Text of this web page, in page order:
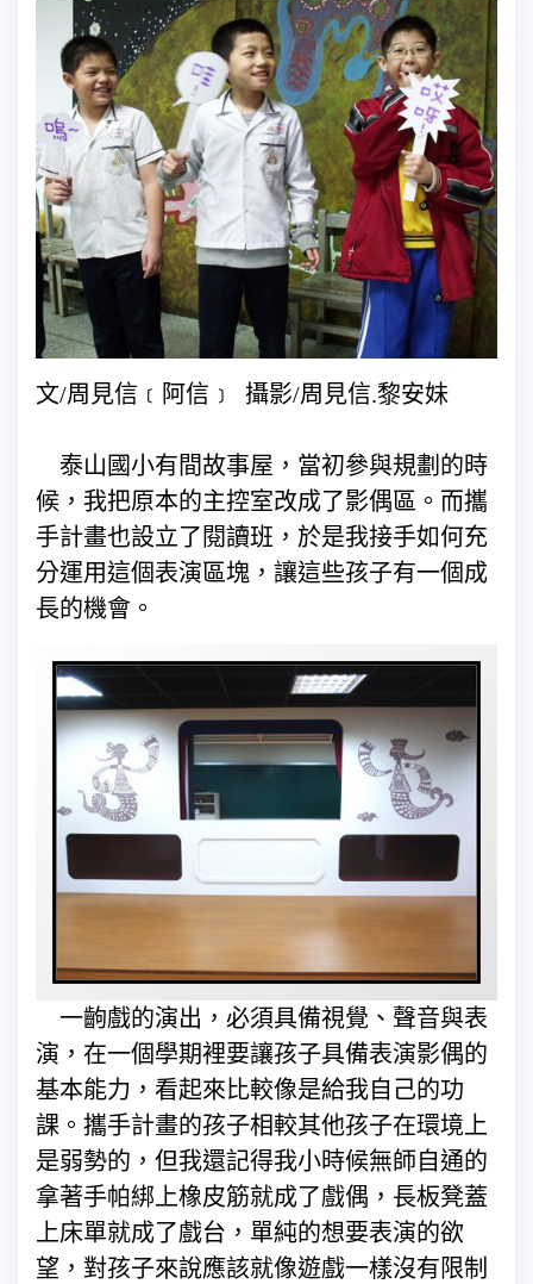
文/周見信﹝阿信﹞ 攝影/周見信.黎安妹
泰山國小有間故事屋，當初參與規劃的時
候，我把原本的主控室改成了影偶區。而攜
手計畫也設立了閱讀班，於是我接手如何充
分運用這個表演區塊，讓這些孩子有一個成
長的機會。
一齣戲的演出，必須具備視覺、聲音與表
演，在一個學期裡要讓孩子具備表演影偶的
基本能力，看起來比較像是給我自己的功
課。攜手計畫的孩子相較其他孩子在環境上
是弱勢的，但我還記得我小時候無師自通的
拿著手帕綁上橡皮筋就成了戲偶，長板凳蓋
上床單就成了戲台，單純的想要表演的欲
望，對孩子來說應該就像遊戲一樣沒有限制